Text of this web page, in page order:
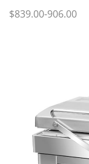
$839.00-906.00